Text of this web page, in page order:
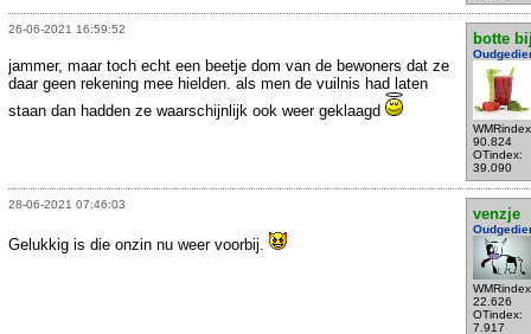
26-06-2021 16:59:52
botte
90.824
OTindex:
39.090
jammer, maar toch echt een beetje dom van de bewoners dat ze
daar geen rekening mee hielden. als men de vuilnis had laten
staan dan hadden ze waarschijnlijk ook weer geklaagd
28-06-2021 07:46:03
venzje
22.626
OTindex:
7.917
Gelukkig is die onzin nu weer voorbij.